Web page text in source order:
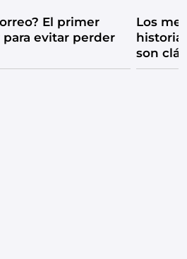
El primer
evitar perder
Los
historia
son